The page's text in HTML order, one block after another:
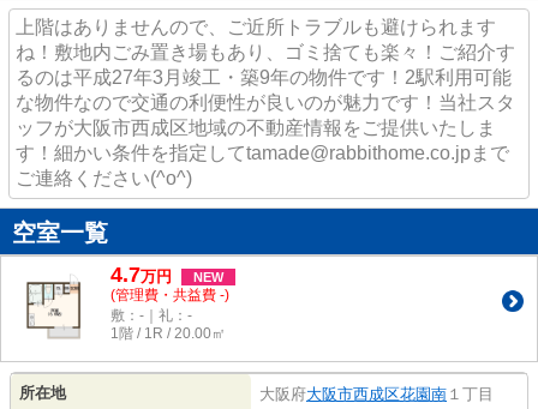
上階はありませんので、ご近所トラブルも避けられます
ね！敷地内ごみ置き場もあり、ゴミ捨ても楽々！ご紹介す
るのは平成27年3月竣工・築9年の物件です！2駅利用可能
な物件なので交通の利便性が良いのが魅力です！当社スタ
ッフが大阪市西成区地域の不動産情報をご提供いたしま
す！細かい条件を指定してtamade@rabbithome.co.jpまで
ご連絡ください(^o^)
空室一覧
4.7万円 NEW
(管理費・共益費 -)
敷：-｜礼：-
1階 / 1R / 20.00㎡
所在地 大阪府大阪市西成区花園南 １丁目